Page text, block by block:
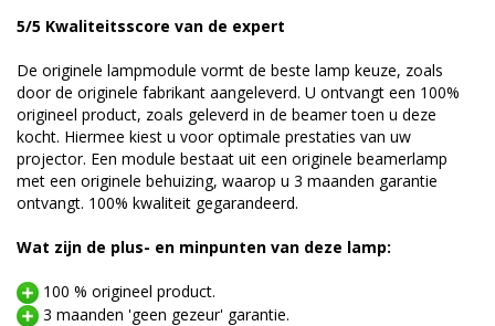
5/5 Kwaliteitsscore van de expert
De originele lampmodule vormt de beste lamp keuze, zoals
door de originele fabrikant aangeleverd. U ontvangt een 100%
origineel product, zoals geleverd in de beamer toen u deze
kocht. Hiermee kiest u voor optimale prestaties van uw
projector. Een module bestaat uit een originele beamerlamp
met een originele behuizing, waarop u 3 maanden garantie
ontvangt. 100% kwaliteit gegarandeerd.
Wat zijn de plus- en minpunten van deze lamp:
100 % origineel product.
3 maanden 'geen gezeur' garantie.